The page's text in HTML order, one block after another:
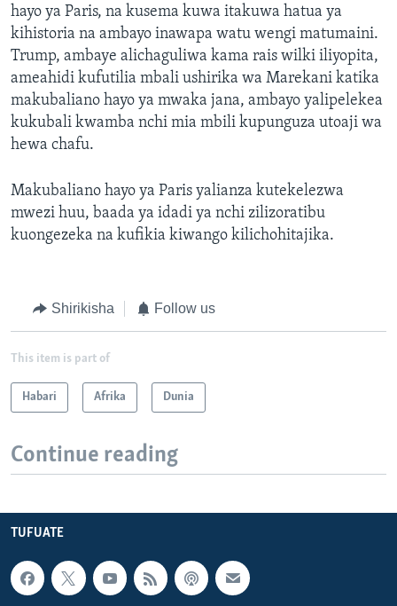
hayo ya Paris, na kusema kuwa itakuwa hatua ya
kihistoria na ambayo inawapa watu wengi matumaini.
Trump, ambaye alichaguliwa kama rais wilki iliyopita,
ameahidi kufutilia mbali ushirika wa Marekani katika
makubaliano hayo ya mwaka jana, ambayo yalipelekea
kukubali kwamba nchi mia mbili kupunguza utoaji wa
hewa chafu.
Makubaliano hayo ya Paris yalianza kutekelezwa
mwezi huu, baada ya idadi ya nchi zilizoratibu
kuongezeka na kufikia kiwango kilichohitajika.
Shirikisha Follow us
This item is part of
Habari Afrika Dunia
Continue reading
TUFUATE